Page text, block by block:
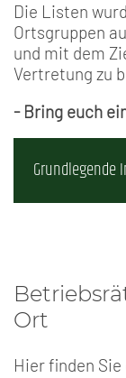
Die Listen
Ortsgruppen
und mit dem
Vertretung zu
- Bring euch
Grundlegende
Ort
Hier finden